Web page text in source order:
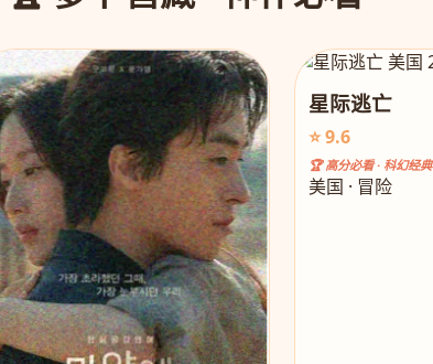
星际逃亡
⭐ 9.6
🏆 高分必看 · 科幻经典
美国 · 冒险